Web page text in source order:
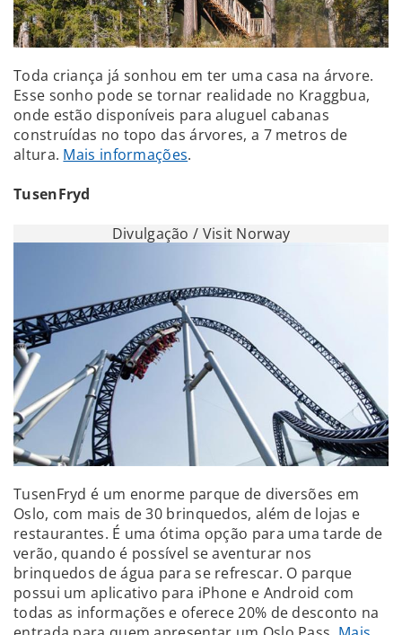
Toda criança já sonhou em ter uma casa na árvore.
Esse sonho pode se tornar realidade no Kraggbua,
onde estão disponíveis para aluguel cabanas
construídas no topo das árvores, a 7 metros de
altura. Mais informações.
TusenFryd
Divulgação / Visit Norway
TusenFryd é um enorme parque de diversões em
Oslo, com mais de 30 brinquedos, além de lojas e
restaurantes. É uma ótima opção para uma tarde de
verão, quando é possível se aventurar nos
brinquedos de água para se refrescar. O parque
possui um aplicativo para iPhone e Android com
todas as informações e oferece 20% de desconto na